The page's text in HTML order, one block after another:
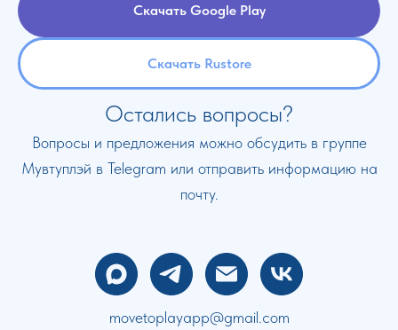
Скачать Google Play
Скачать Rustore
Остались вопросы?
Вопросы и предложения можно обсудить в группе
Мувтуплэй в Telegram или отправить информацию на
почту.
movetoplayapp@gmail.com